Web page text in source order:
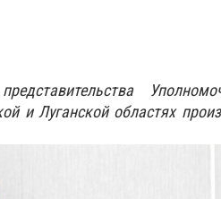
и Луганской областях